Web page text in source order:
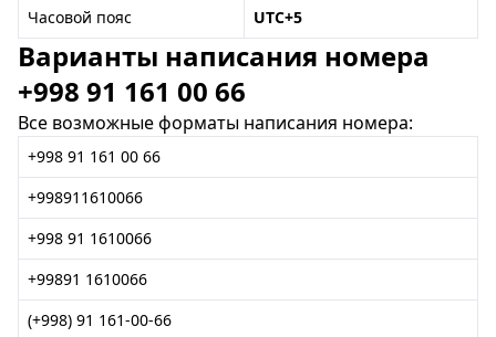
Часовой пояс
UTC+5
Варианты написания номера
+998 91 161 00 66
Все возможные форматы написания номера:
+998 91 161 00 66
+998911610066
+998 91 1610066
+99891 1610066
(+998) 91 161-00-66